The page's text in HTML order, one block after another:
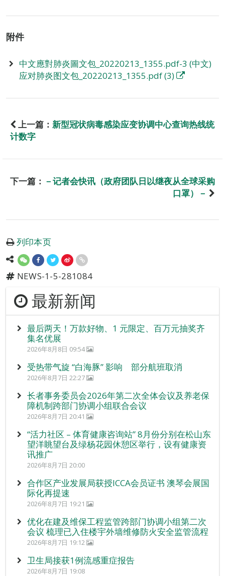
附件
中文應對肺炎圖文包_20220213_1355.pdf-3 (中文)
应对肺炎图文包_20220213_1355.pdf (3)
上一篇： 新型冠状病毒感染应变协调中心查询热线统
计数字
下一篇： －记者会快讯（政府团队日以继夜从全球采购
口罩）－
列印本页
NEWS-1-5-281084
最新新闻
最后两天！万款好物、1 元限定、百万元抽奖齐
集名优展
2026年8月8日 09:54
受热带气旋 “白海豚” 影响 部分航班取消
2026年8月7日 22:27
长者事务委员会2026年第二次全体会议及养老保
障机制跨部门协调小组联合会议
2026年8月7日 20:41
“活力社区 – 体育健康咨询站” 8月份分别在松山东
望洋眺望台及绿杨花园休憩区举行，设有健康资
讯推广
2026年8月7日 20:00
合作区产业发展局获授ICCA会员证书 澳琴会展国
际化再提速
2026年8月7日 19:21
优化在建及维保工程监管跨部门协调小组第二次
会议 梳理已入住楼宇外墙维修防火安全监管流程
2026年8月7日 19:12
卫生局接获1例流感重症报告
2026年8月7日 19:08